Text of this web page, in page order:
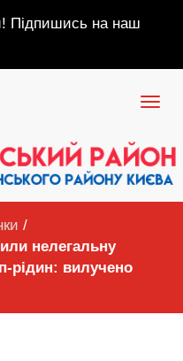
Підпишись на наш
/
нелегальну
рідин: вилучено